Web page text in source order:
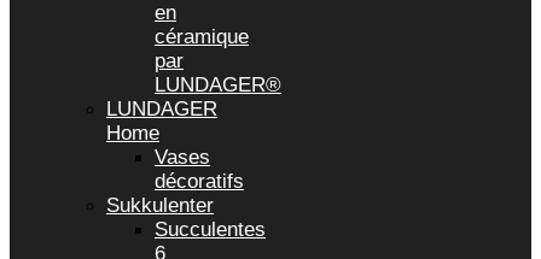
en
céramique
par
LUNDAGER®
LUNDAGER
Home
Vases
décoratifs
Sukkulenter
Succulentes
6